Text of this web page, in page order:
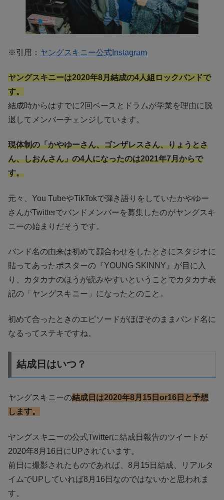
※引用： ヤングスキニー公式Instagram
ヤングスキニーは2020年8月結成の4人組ロックバンドで
す。
結成時からはすでに2回ベースとドラムが学業を理由に脱
退してメンバーチェンジしています。
現体制の「かやゆーさん、ゴンザレスさん、りょうとさ
ん、しおんさん」の4人になったのは2021年7月からで
す。
元々、You TubeやTikTokで弾き語りをしていたかやゆー
さんがTwitterでバンドメンバーを募集したのがヤングスキ
ニーの始まりだそうです。
バンド名の由来は初めて顔合わせをしたときにスタジオに
貼ってあったポスターの『YOUNG SKINNY』が目に入
り、カタカナのほうが読みやすいということでカタカナ表
記の「ヤングスキニー」になったとのこと。
初めて合ったときのエピソードがほぼそのままバンド名に
なるってステキですね。
結成日はいつ？
ヤングスキニーの結成日は2020年8月15日or16日と予想
します。
ヤングスキニーの公式Twitterに結成日報告のツイートが
2020年8月16日にUPされています。
前日に撮影されたものであれば、8月15日結成、リアルタ
イムでUPしていれば8月16日なのではないかと思われま
す。